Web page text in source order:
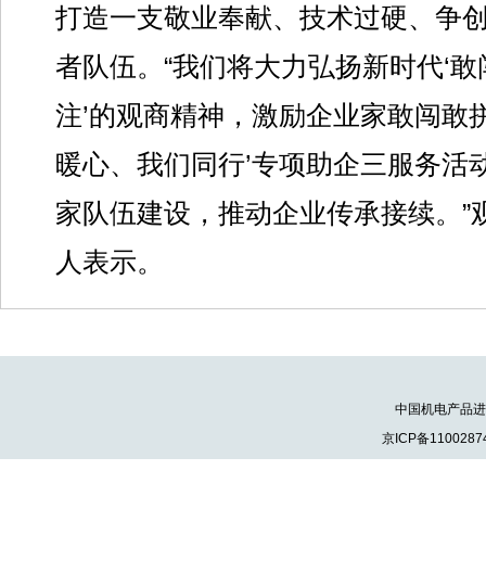
打造一支敬业奉献、技术过硬、争
者队伍。“我们将大力弘扬新时代‘
注’的观商精神，激励企业家敢闯敢
暖心、我们同行’专项助企三服务活
家队伍建设，推动企业传承接续。”
人表示。
中国机电产品
京ICP备